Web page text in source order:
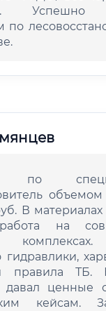
Успешно
по
по
объемом
В
на
гидравлики,
правила ТБ.
давал ценные
кейсам.